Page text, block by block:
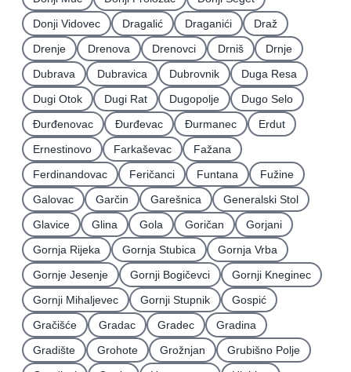
Donji Vidovec
Dragalić Draganići
Draž
Drenje
Drenova Drenovci Drniš
Drnje
Dubrava
Dubravica Dubrovnik
Duga Resa
Dugi Otok
Dugi Rat Dugopolje
Dugo Selo
Ðurđenovac
Ðurđevac Ðurmanec
Erdut
Ernestinovo
Farkaševac
Fažana
Ferdinandovac
Feričanci Funtana
Fužine
Galovac
Garčin Garešnica
Generalski Stol
Glavice
Glina Gola Goričan
Gorjani
Gornja Rijeka
Gornja Stubica
Gornja Vrba
Gornje Jesenje
Gornji Bogičevci
Gornji Kneginec
Gornji Mihaljevec
Gornji Stupnik
Gospić
Gračišće
Gradac Gradec
Gradina
Gradište
Grohote Grožnjan
Grubišno Polje